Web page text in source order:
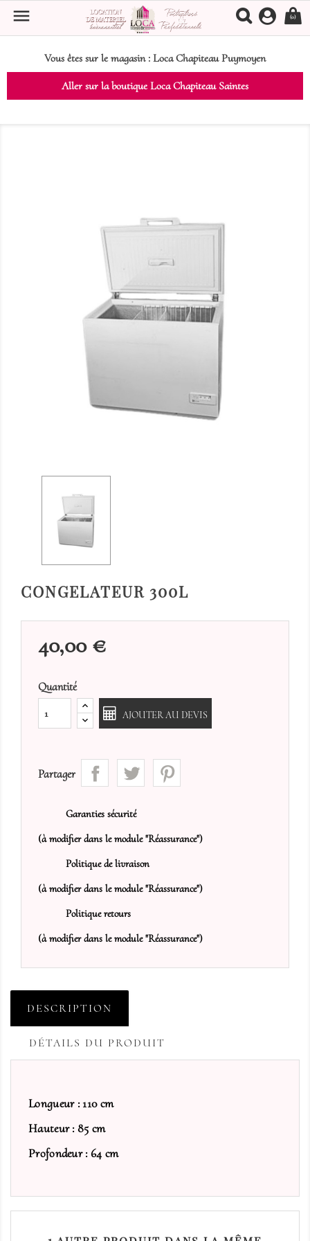
Vous êtes sur le magasin : Loca Chapiteau Puymoyen
Aller sur la boutique Loca Chapiteau Saintes
 (0)
CONGELATEUR 300L
40,00 €
Quantité
AJOUTER AU DEVIS
Partager
Garanties sécurité
(à modifier dans le module "Réassurance")
Politique de livraison
(à modifier dans le module "Réassurance")
Politique retours
(à modifier dans le module "Réassurance")
DESCRIPTION
DÉTAILS DU PRODUIT
Longueur : 110 cm
Hauteur : 85 cm
Profondeur : 64 cm